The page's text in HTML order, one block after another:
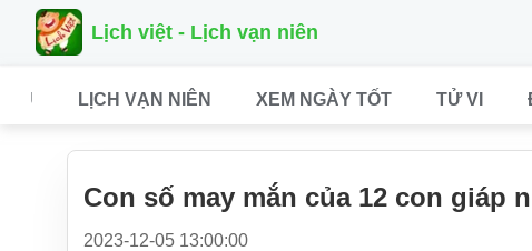
Lịch việt - Lịch vạn niên
LỊCH VẠN NIÊN XEM NGÀY TỐT TỬ VI
Con số may mắn của 12 con giáp
2023-12-05 13:00:00